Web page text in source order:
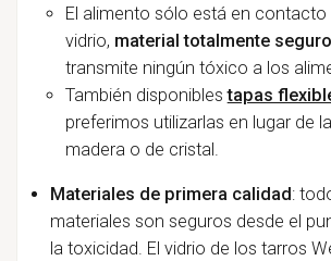
El alimento sólo está en contacto
vidrio, material totalmente seguro
transmite ningún tóxico a los
También disponiblestapas
preferimos utilizarlas en lugar de
madera o de cristal.
Materiales de primera calidad:
materiales son seguros desde el
la toxicidad. El vidrio de los tarros